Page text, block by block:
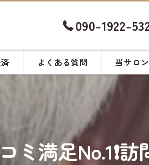
090-1922-
よくある質問 当サロ
白髪染め
ヘアサロン
満足No.1❗️訪